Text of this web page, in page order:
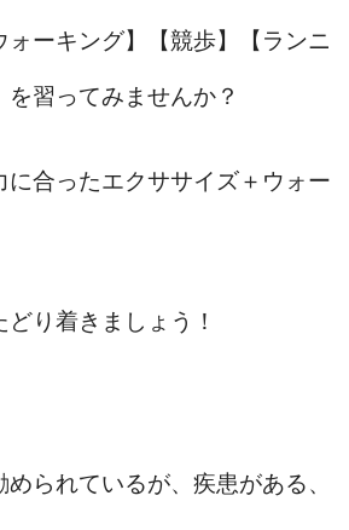
ォーキング】【競歩】【ランニ
習ってみませんか？
に合ったエクササイズ＋ウォー
り着きましょう！
られているが、疾患がある、